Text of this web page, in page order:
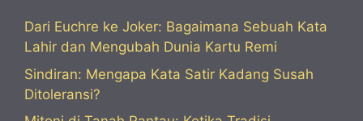
Dari Euchre ke Joker: Bagaimana Sebuah Kata
Lahir dan Mengubah Dunia Kartu Remi
Sindiran: Mengapa Kata Satir Kadang Susah
Ditoleransi?